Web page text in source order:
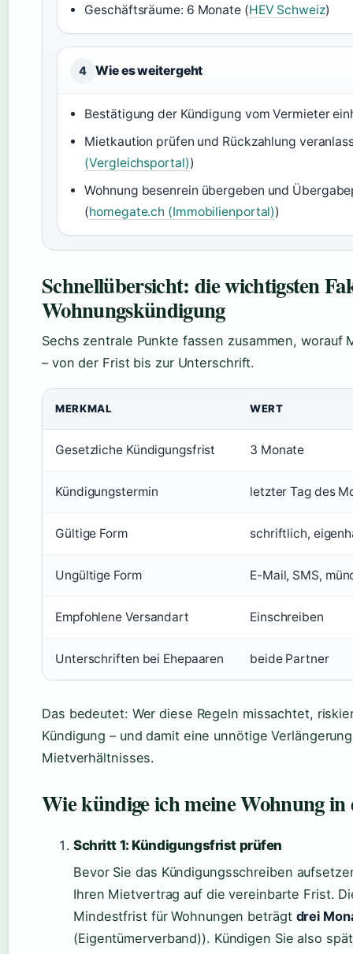
Geschäftsräume: 6 Monate (HEV Schweiz)
4 Wie es weitergeht
Bestätigung der Kündigung vom Vermieter
Mietkaution prüfen und Rückzahlung
(Vergleichsportal))
Wohnung besenrein übergeben und
(homegate.ch (Immobilienportal))
Schnellübersicht: die wichtigsten
Wohnungskündigung
Sechs zentrale Punkte fassen zusammen, worauf
– von der Frist bis zur Unterschrift.
MERKMAL WERT
Gesetzliche Kündigungsfrist 3 Monate
Kündigungstermin letzter Tag des
Gültige Form schriftlich,
Ungültige Form E-Mail, SMS,
Empfohlene Versandart Einschreiben
Unterschriften bei Ehepaaren beide Partner
Das bedeutet: Wer diese Regeln missachtet,
Kündigung – und damit eine unnötige
Mietverhältnisses.
Wie kündige ich meine Wohnung in
Schritt 1: Kündigungsfrist prüfen
Bevor Sie das Kündigungsschreiben
Ihren Mietvertrag auf die vereinbarte Frist.
Mindestfrist für Wohnungen beträgt drei
(Eigentümerverband)). Kündigen Sie also